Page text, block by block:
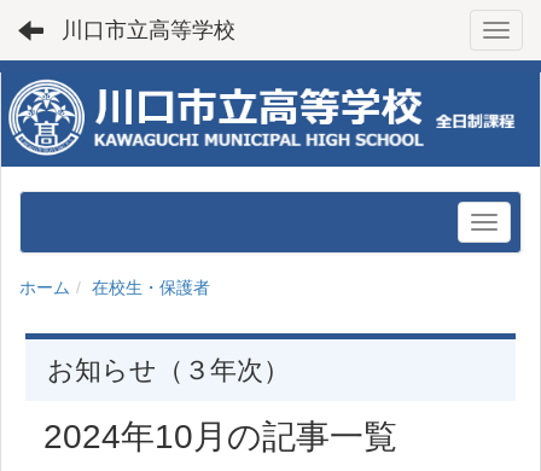
川口市立高等学校
ホーム 在校生・保護者
お知らせ（３年次）
2024年10月の記事一覧